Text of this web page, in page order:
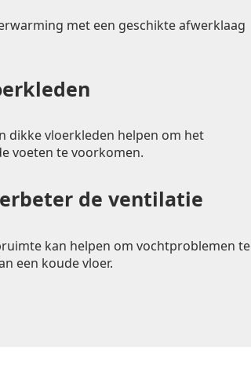
met een geschikte afwerklaag
dikke vloerkleden helpen om het
voeten te voorkomen.
de ventilatie
kan helpen om vochtproblemen te
een koude vloer.